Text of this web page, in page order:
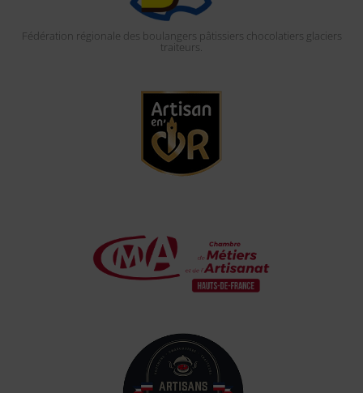
Fédération régionale des boulangers pâtissiers chocolatiers glaciers
traiteurs.